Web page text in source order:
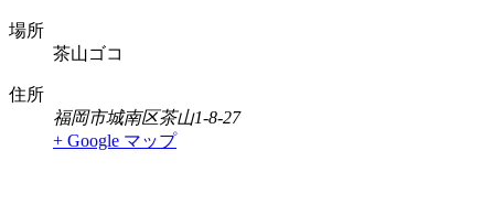
場所
茶山ゴコ
住所
福岡市城南区茶山1-8-27
+ Google マップ